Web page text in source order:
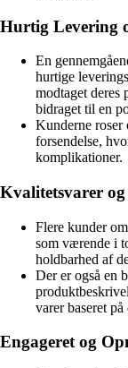
Hurtig Levering
En
hurtige
modtaget deres
bidraget til en
Kunderne roser
forsendelse,
komplikationer.
Kvalitetsvarer
Flere kunder
som værende i
holdbarhed af
Der er også en
varer baseret
Engageret og